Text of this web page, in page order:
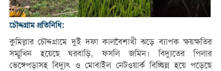
‎‎চৌদ্দগ্রাম প্রতিনিধি:
‎কুমিল্লার চৌদ্দগ্রামে দুই দফা কালবৈশাখী ঝড়ে ব্যাপক ক্ষয়ক্ষতির
সম্মুখিন হয়েছে ঘরবাড়ি, ফসলি জমিন। বিদ্যুতের পিলার
ভেঙ্গেপড়াসহ বিদ্যুৎ ও মোবাইল নেটওয়ার্ক বিচ্ছিন্ন হয়ে পড়েছে